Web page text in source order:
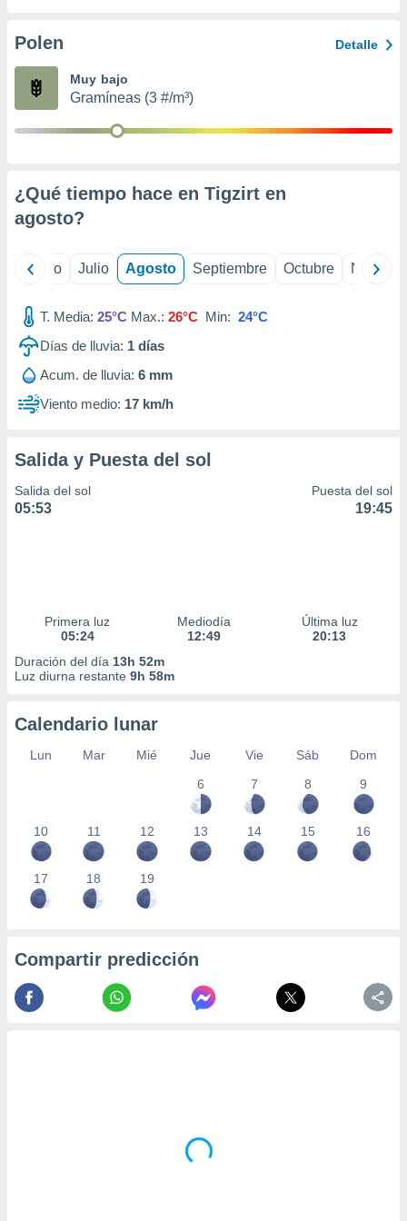
e
mediante
de
1199
Polen Detalle
Muy bajo
Gramíneas (3 #/m³)
¿Qué tiempo hace en Tigzirt en
agosto?
Junio Julio Agosto Septiembre Octubre
T. Media: 25°C Max.: 26°C Min: 24°C
Días de lluvia: 1 días
Acum. de lluvia: 6 mm
Viento medio: 17 km/h
Salida y Puesta del sol
Salida del sol
05:53
Puesta del sol
19:45
Primera luz
05:24
Mediodía
12:49
Última luz
20:13
Duración del día 13h 52m
Luz diurna restante 9h 58m
Calendario lunar
Lun Mar Mié Jue Vie Sáb
Dom
6
7 8 9
10 11 12 13 14 15 16
17 18 19
Compartir predicción